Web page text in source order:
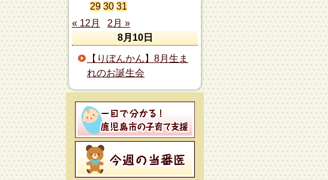
29 30 31
« 12月
2月 »
8月10日
【りぼんかん】8月生ま
れのお誕生会